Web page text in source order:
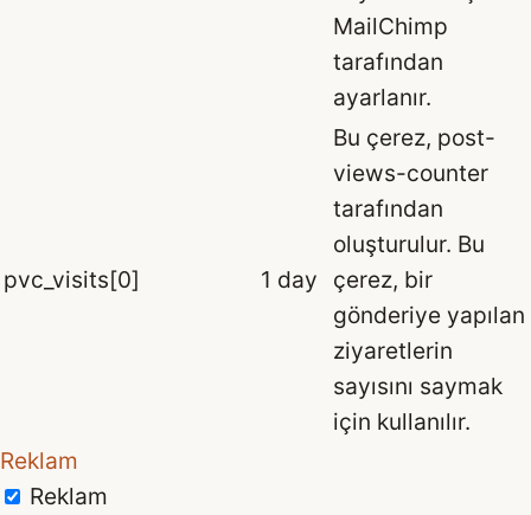
MailChimp
tarafından
ayarlanır.
pvc_visits[0] 1 day
Bu çerez, post-
views-counter
tarafından
oluşturulur. Bu
çerez, bir
gönderiye yapılan
ziyaretlerin
sayısını saymak
için kullanılır.
Reklam
Reklam